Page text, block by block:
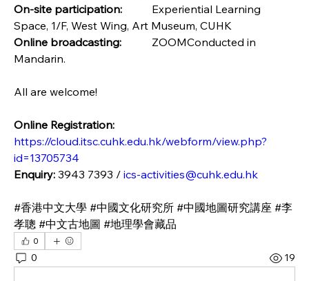
Experiential Learning
Space, 1/F, West Wing, Art Museum, CUHK
ZOOMConducted in
Mandarin.
All are welcome!
https://cloud.itsc.cuhk.edu.hk/webform/view.php?
id=13705734
Enquiry: 3943 7393 / ics-activities@cuhk.edu.hk
#香港中文大學 #中國文化研究所 #中國地圖研究講座 #李
孝聰 #中文古地圖 #地理學會藏品
0
0 19